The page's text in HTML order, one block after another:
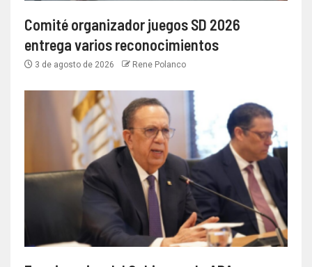
Comité organizador juegos SD 2026
entrega varios reconocimientos
3 de agosto de 2026 Rene Polanco